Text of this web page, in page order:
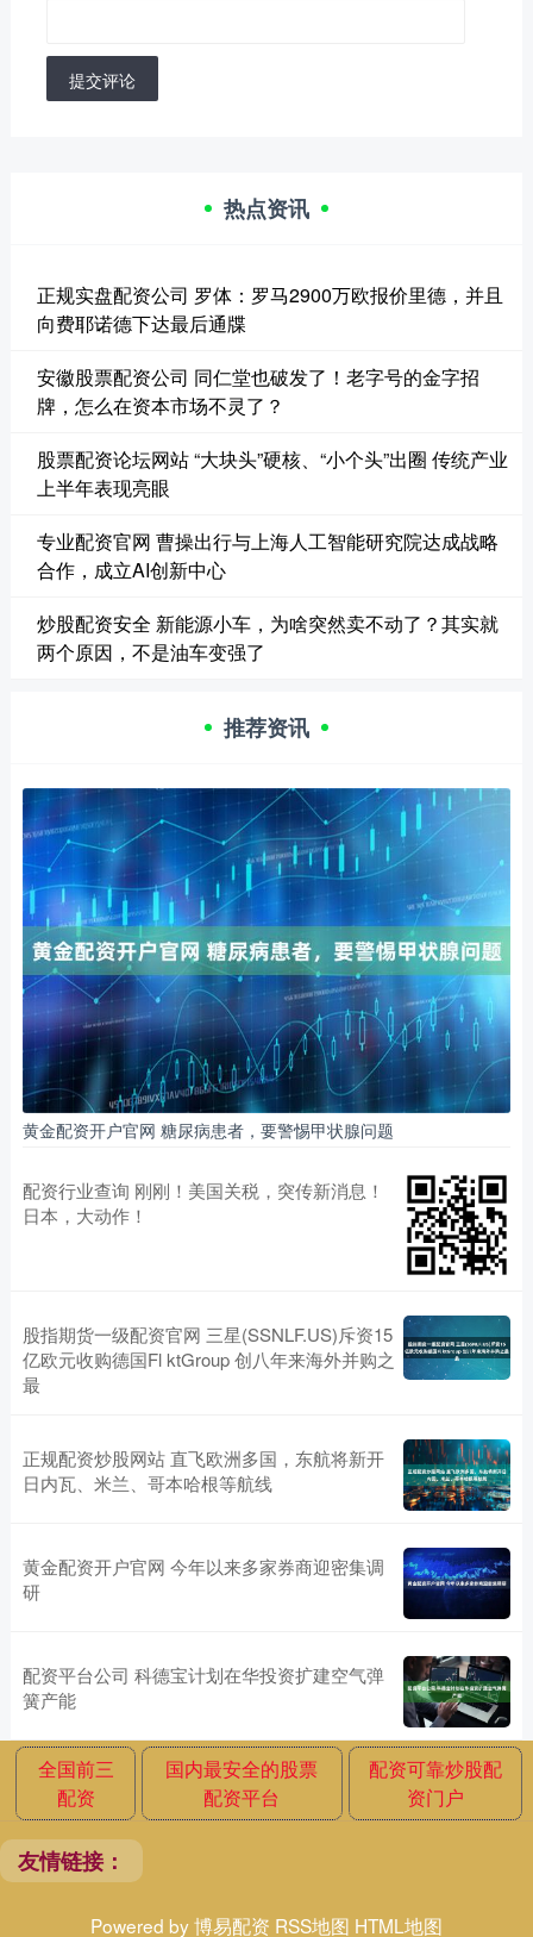
提交评论
热点资讯
正规实盘配资公司 罗体：罗马2900万欧报价里德，并且
向费耶诺德下达最后通牒
安徽股票配资公司 同仁堂也破发了！老字号的金字招
牌，怎么在资本市场不灵了？
股票配资论坛网站 “大块头”硬核、“小个头”出圈 传统产业
上半年表现亮眼
专业配资官网 曹操出行与上海人工智能研究院达成战略
合作，成立AI创新中心
炒股配资安全 新能源小车，为啥突然卖不动了？其实就
两个原因，不是油车变强了
推荐资讯
黄金配资开户官网 糖尿病患者，要警惕甲状腺问题
配资行业查询 刚刚！美国关税，突传新消息！
日本，大动作！
股指期货一级配资官网 三星(SSNLF.US)斥资15
亿欧元收购德国Fl ktGroup 创八年来海外并购之
最
正规配资炒股网站 直飞欧洲多国，东航将新开
日内瓦、米兰、哥本哈根等航线
黄金配资开户官网 今年以来多家券商迎密集调
研
配资平台公司 科德宝计划在华投资扩建空气弹
簧产能
全国前三
配资
国内最安全的股票
配资平台
配资可靠炒股配
资门户
友情链接：
Powered by博易配资 RSS地图 HTML地图